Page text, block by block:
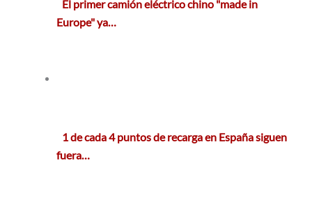
El primer camión eléctrico chino "made in
Europe" ya…
1 de cada 4 puntos de recarga en España siguen
fuera…